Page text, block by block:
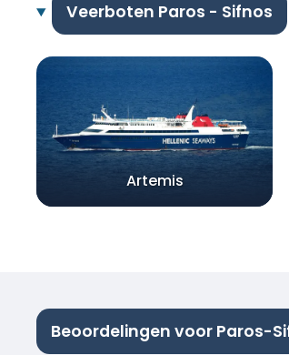
Veerboten Paros - Sifnos
Artemis
Beoordelingen voor Paros-